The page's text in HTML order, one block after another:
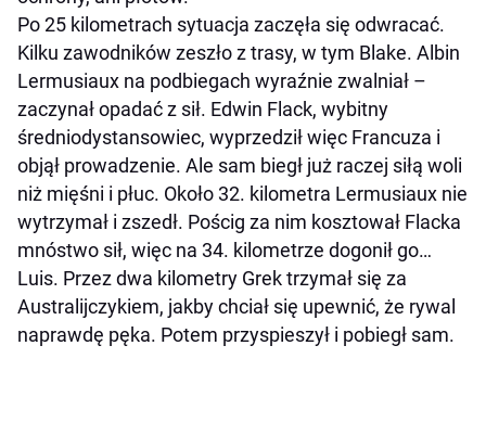
Po 25 kilometrach sytuacja zaczęła się odwracać.
Kilku zawodników zeszło z trasy, w tym Blake. Albin
Lermusiaux na podbiegach wyraźnie zwalniał –
zaczynał opadać z sił. Edwin Flack, wybitny
średniodystansowiec, wyprzedził więc Francuza i
objął prowadzenie. Ale sam biegł już raczej siłą woli
niż mięśni i płuc. Około 32. kilometra Lermusiaux nie
wytrzymał i zszedł. Pościg za nim kosztował Flacka
mnóstwo sił, więc na 34. kilometrze dogonił go…
Luis. Przez dwa kilometry Grek trzymał się za
Australijczykiem, jakby chciał się upewnić, że rywal
naprawdę pęka. Potem przyspieszył i pobiegł sam.